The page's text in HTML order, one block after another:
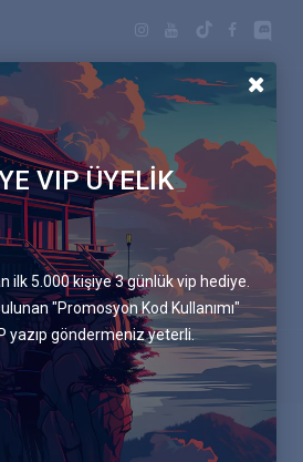
Uygulamayı İndir
Mavi Sandalye
VIP ÜYELİK
ilk 5.000 kişiye 3 günlük vip hediye.
"Promosyon Kod Kullanımı"
yazıp göndermeniz yeterli.